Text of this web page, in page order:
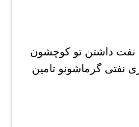
نفت داشتن تو کوچشون
نفتی گرماشونو تامین